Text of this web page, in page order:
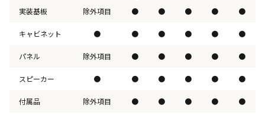
実装基板
除外項目 ● ● ● ● ●
キャビネット ● ● ● ● ● ●
パネル 除外項目 ● ● ● ● ●
スピーカー ● ● ● ● ● ●
付属品 除外項目 ● ● ● ● ●